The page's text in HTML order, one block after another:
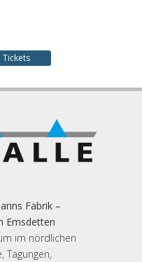
Tickets
Fabrik –
Emsdetten
im nördlichen
Tagungen,